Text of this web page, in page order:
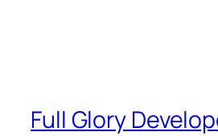
Full Glory